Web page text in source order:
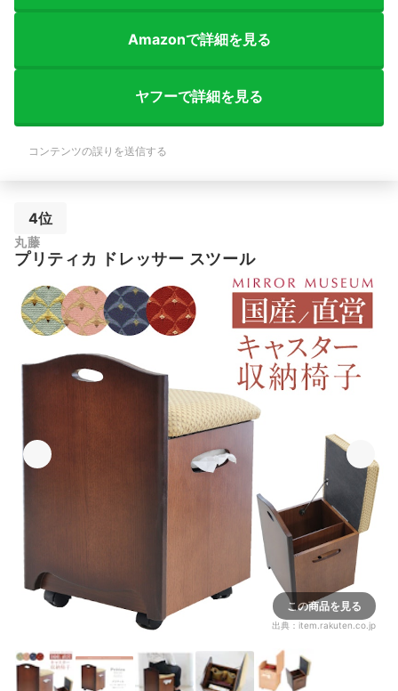
Amazonで詳細を見る
ヤフーで詳細を見る
コンテンツの誤りを送信する
4位
丸藤
プリティカ ドレッサー スツール
この商品を見る
出典： item.rakuten.co.jp